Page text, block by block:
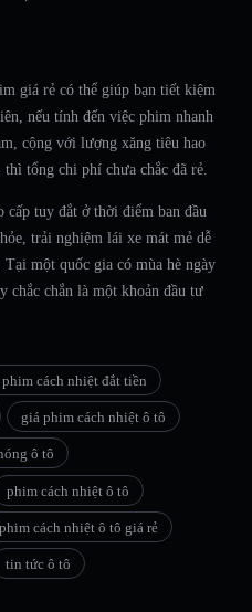
giá rẻ có thể giúp bạn tiết kiệm
nếu tính đến việc phim nhanh
cộng với lượng xăng tiêu hao
tổng chi phí chưa chắc đã rẻ.
tuy đắt ở thời điểm ban đầu
trải nghiệm lái xe mát mẻ dễ
một quốc gia có mùa hè ngày
chắc chắn là một khoản đầu tư
phim cách nhiệt đắt tiền
giá phim cách nhiệt ô tô
ô tô
phim cách nhiệt ô tô
phim cách nhiệt ô tô giá rẻ
tin tức ô tô